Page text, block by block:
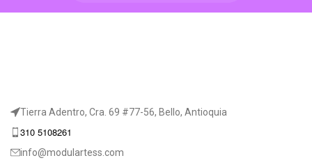
Tierra Adentro, Cra. 69 #77-56, Bello, Antioquia
310 5108261
info@modulartess.com